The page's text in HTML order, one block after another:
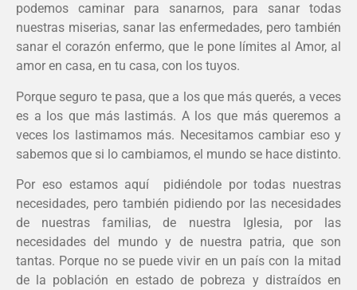
podemos caminar para sanarnos, para sanar todas
nuestras miserias, sanar las enfermedades, pero también
sanar el corazón enfermo, que le pone límites al Amor, al
amor en casa, en tu casa, con los tuyos.
Porque seguro te pasa, que a los que más querés, a veces
es a los que más lastimás. A los que más queremos a
veces los lastimamos más. Necesitamos cambiar eso y
sabemos que si lo cambiamos, el mundo se hace distinto.
Por eso estamos aquí pidiéndole por todas nuestras
necesidades, pero también pidiendo por las necesidades
de nuestras familias, de nuestra Iglesia, por las
necesidades del mundo y de nuestra patria, que son
tantas. Porque no se puede vivir en un país con la mitad
de la población en estado de pobreza y distraídos en